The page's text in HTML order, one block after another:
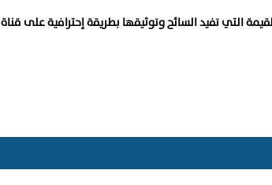
التي تفيد السائح وتوثيقها بطريقة إحترافية على قناة